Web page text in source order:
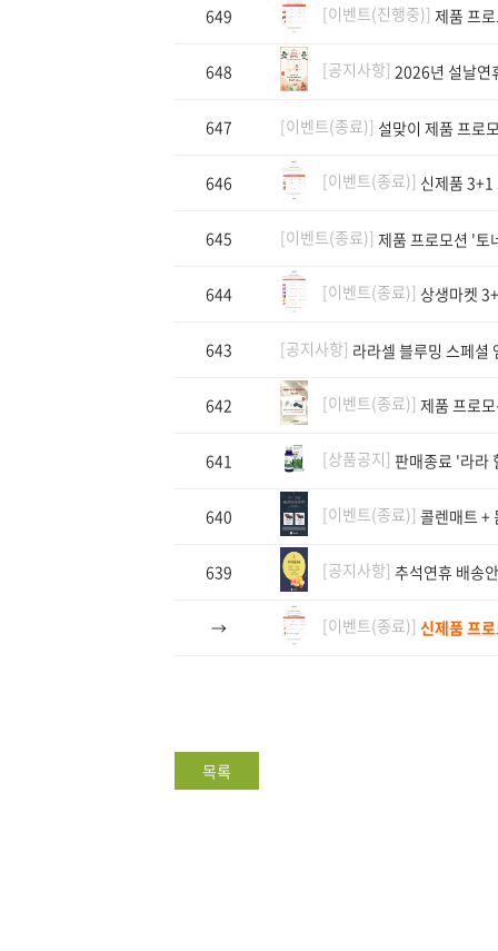
649 [이벤트(진행중)] 제품 프
648 [공지사항] 2026년 설날연
647 [이벤트(종료)] 설맞이 제품 프로
646 [이벤트(종료)] 신제품
645 [이벤트(종료)] 제품 프로모션 '토
644 [이벤트(종료)] 상생마켓
643 [공지사항] 라라셀 블루밍 스페셜
642 [이벤트(종료)] 제품 프로
641 [상품공지] 판매종료 '라라
640 [이벤트(종료)] 콜렌매트 +
639 [공지사항] 추석연휴 배송
→ [이벤트(종료)] 신제품 프
목록